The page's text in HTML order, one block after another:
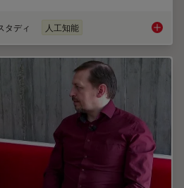
タディ 人工知能 AI-